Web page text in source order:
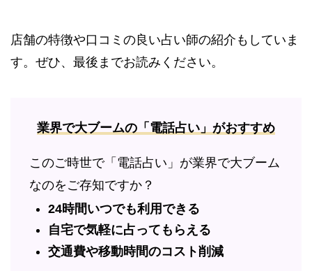
店舗の特徴や口コミの良い占い師の紹介もしていま
す。ぜひ、最後までお読みください。
業界で大ブームの「電話占い」がおすすめ
このご時世で「電話占い」が業界で大ブーム
なのをご存知ですか？
24時間いつでも利用できる
自宅で気軽に占ってもらえる
交通費や移動時間のコスト削減